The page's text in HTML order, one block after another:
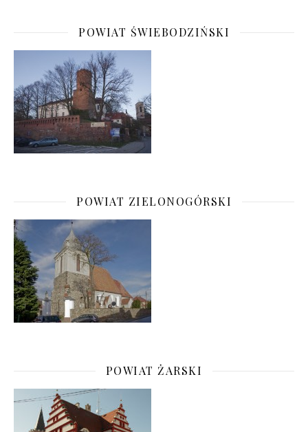
POWIAT ŚWIEBODZIŃSKI
POWIAT ZIELONOGÓRSKI
POWIAT ŻARSKI